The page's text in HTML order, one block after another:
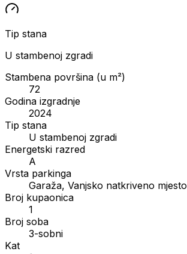
Tip stana
U stambenoj zgradi
Stambena površina (u m²)
72
Godina izgradnje
2024
Tip stana
U stambenoj zgradi
Energetski razred
A
Vrsta parkinga
Garaža, Vanjsko natkriveno mjesto
Broj kupaonica
1
Broj soba
3-sobni
Kat